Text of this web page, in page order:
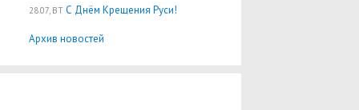
28.07, ВТ С Днём Крещения Руси!
Архив новостей